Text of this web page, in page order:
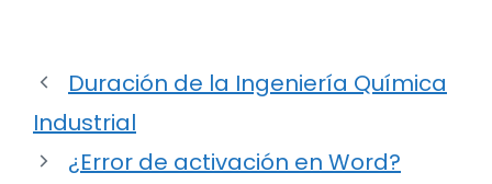
Duración de la Ingeniería Química
Industrial
¿Error de activación en Word?